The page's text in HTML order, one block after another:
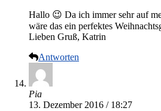
Hallo 😉 Da ich immer sehr auf
wäre das ein perfektes
Lieben Gruß, Katrin
Antworten
Pia
13. Dezember 2016 / 18:27